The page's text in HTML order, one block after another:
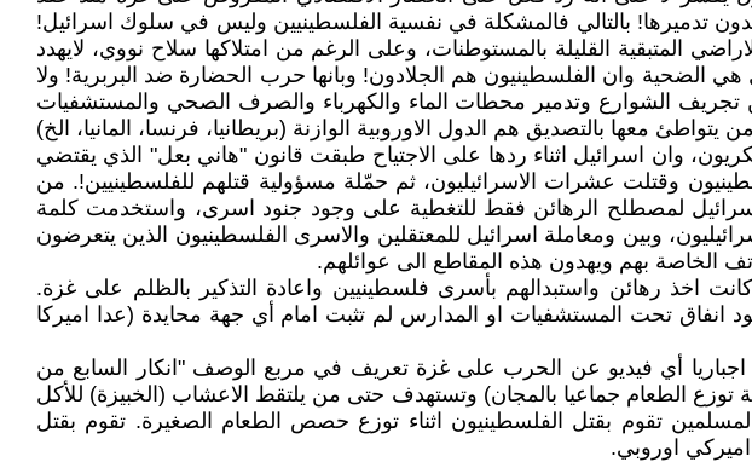
تدميرها! بالتالي فالمشكلة في نفسية الفلسطينيين وليس في سلوك اسرائيل!
المتبقية القليلة بالمستوطنات، وعلى الرغم من امتلاكها سلاح نووي، لايهدد
الضحية وان الفلسطينيون هم الجلادون! وبانها حرب الحضارة ضد البربرية! ولا
للحياة من تجريف الشوارع وتدمير محطات الماء والكهرباء والصرف الصحي والمستشفيات
معها بالتصديق هم الدول الاوروبية الوازنة (بريطانيا، فرنسا، المانيا، الخ)
كلهم مدنيون بل كان معهم عسكريون، وان اسرائيل اثناء ردها على الاجتياح طبقت قانون "هاني بعل" الذي يقتضي
وقتلت عشرات الاسرائيليون، ثم حمّلة مسؤولية قتلهم للفلسطينيين!. من
لمصطلح الرهائن فقط للتغطية على وجود جنود اسرى، واستخدمت كلمة
وبين ومعاملة اسرائيل للمعتقلين والاسرى الفلسطينيون الذين يتعرضون
الخاصة بهم ويهدون هذه المقاطع الى عوائلهم.
اخذ رهائن واستبدالهم بأسرى فلسطينيين واعادة التذكير بالظلم على غزة.
انفاق تحت المستشفيات او المدارس لم تثبت امام أي جهة محايدة (عدا اميركا
أي فيديو عن الحرب على غزة تعريف في مربع الوصف "انكار السابع من
الطعام جماعيا بالمجان) وتستهدف حتى من يلتقط الاعشاب (الخبيزة) للأكل
تقوم بقتل الفلسطينيون اثناء توزع حصص الطعام الصغيرة. تقوم بقتل
اوروبي.